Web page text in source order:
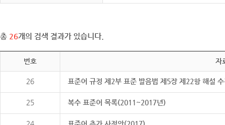
총 26개의 검색 결과가 있습니다.
번호 자
26 표준어 규정 제2부 표준 발음법 제5장 제22항 해설
25 복수 표준어 목록(2011~2017년)